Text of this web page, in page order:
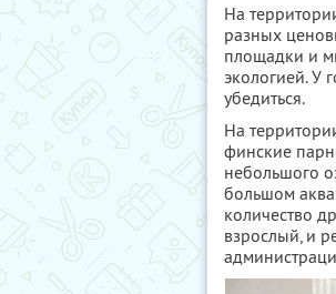
На
разных
площадки и
экологией. У
убедиться.
На
финские
небольшого
большом
количество
взрослый, и